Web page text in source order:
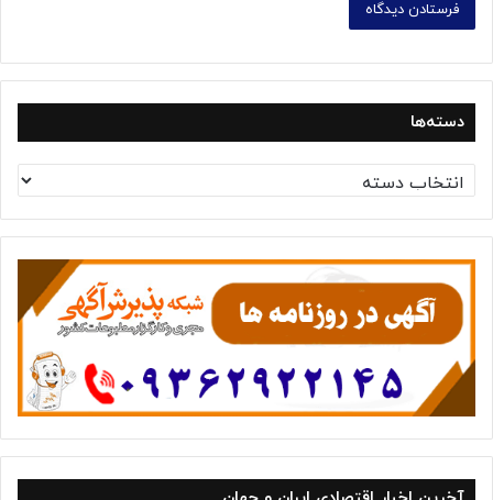
دسته‌ها
س
ت
ه‌
ه